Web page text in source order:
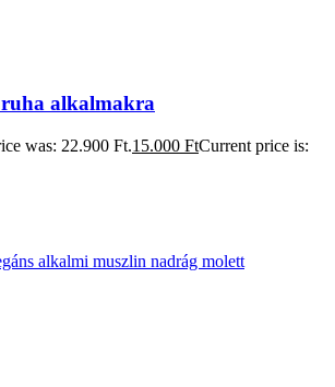
alkalmakra
was: 22.900 Ft.15.000 FtCurrent price is: